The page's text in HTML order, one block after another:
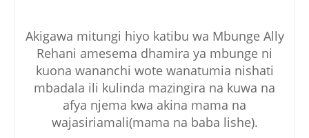
Akigawa mitungi hiyo katibu wa Mbunge Ally
Rehani amesema dhamira ya mbunge ni
kuona wananchi wote wanatumia nishati
mbadala ili kulinda mazingira na kuwa na
afya njema kwa akina mama na
wajasiriamali(mama na baba lishe).